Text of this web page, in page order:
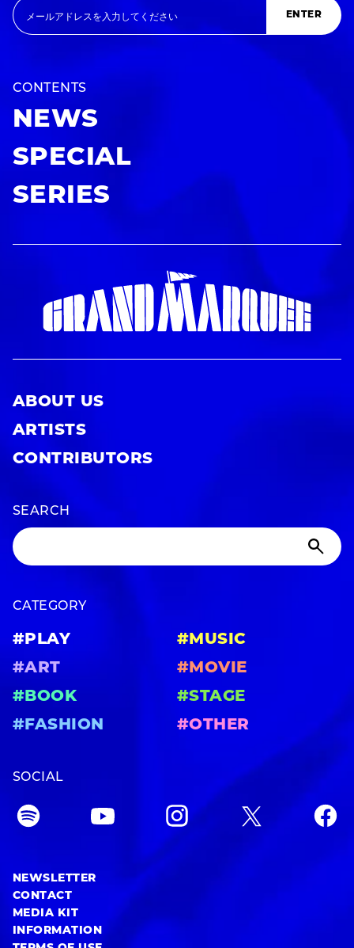
ENTER
CONTENTS
NEWS
SPECIAL
SERIES
ABOUT US
ARTISTS
CONTRIBUTORS
SEARCH
CATEGORY
#PLAY
#MUSIC
#ART
#MOVIE
#BOOK
#STAGE
#FASHION
#OTHER
SOCIAL
NEWSLETTER
CONTACT
MEDIA KIT
INFORMATION